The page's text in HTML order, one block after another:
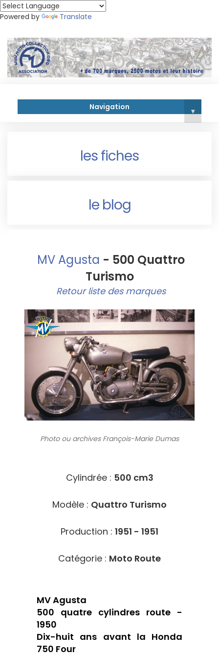
Powered by Translate
Navigation ▾
les fiches
le blog
MV Agusta - 500 Quattro
Turismo
Retour liste des marques
Photo ou archivesFrançois-Marie Dumas
Cylindrée : 500 cm3
Modèle : Quattro Turismo
Production : 1951 - 1951
Catégorie : Moto Route
MV Agusta
500 quatre cylindres route -
1950
Dix-huit ans avant la Honda
750 Four